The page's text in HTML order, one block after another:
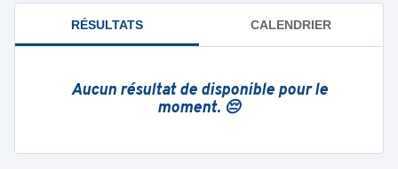
RÉSULTATS CALENDRIER
Aucun résultat de disponible pour le
moment. 😔